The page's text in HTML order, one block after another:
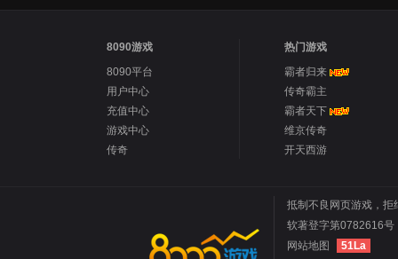
8090游戏
8090平台
用户中心
充值中心
游戏中心
传奇
热门游戏
霸者归来
传奇霸主
霸者天下
维京传奇
开天西游
抵制不良网页游戏，拒
软著登字第0782616
网站地图
51La